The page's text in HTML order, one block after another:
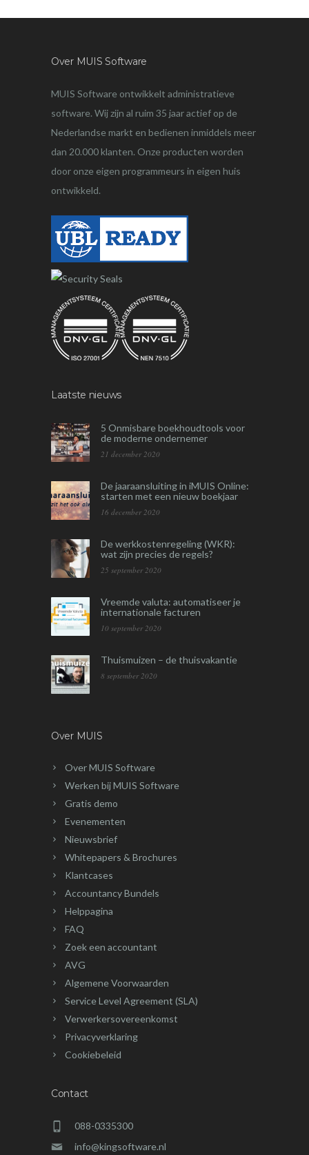
Over MUIS Software
MUIS Software ontwikkelt administratieve
software. Wij zijn al ruim 35 jaar actief op de
Nederlandse markt en bedienen inmiddels meer
dan 20.000 klanten. Onze producten worden
door onze eigen programmeurs in eigen huis
ontwikkeld.
Laatste nieuws
5 Onmisbare boekhoudtools voor
de moderne ondernemer
21 december 2020
De jaaraansluiting in iMUIS Online:
starten met een nieuw boekjaar
16 december 2020
De werkkostenregeling (WKR):
wat zijn precies de regels?
25 september 2020
Vreemde valuta: automatiseer je
internationale facturen
10 september 2020
Thuismuizen – de thuisvakantie
8 september 2020
Over MUIS
Over MUIS Software
Werken bij MUIS Software
Gratis demo
Evenementen
Nieuwsbrief
Whitepapers & Brochures
Klantcases
Accountancy Bundels
Helppagina
FAQ
Zoek een accountant
AVG
Algemene Voorwaarden
Service Level Agreement (SLA)
Verwerkersovereenkomst
Privacyverklaring
Cookiebeleid
Contact
088-0335300
info@kingsoftware.nl